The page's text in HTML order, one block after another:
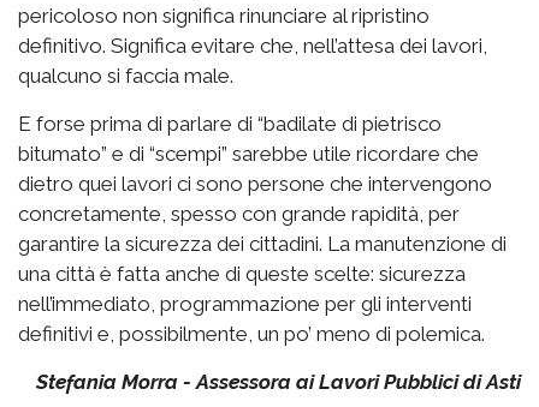
pericoloso non significa rinunciare al ripristino
definitivo. Significa evitare che, nell’attesa dei lavori,
qualcuno si faccia male.
E forse prima di parlare di “badilate di pietrisco
bitumato” e di “scempi” sarebbe utile ricordare che
dietro quei lavori ci sono persone che intervengono
concretamente, spesso con grande rapidità, per
garantire la sicurezza dei cittadini. La manutenzione di
una città è fatta anche di queste scelte: sicurezza
nell’immediato, programmazione per gli interventi
definitivi e, possibilmente, un po’ meno di polemica.
Stefania Morra - Assessora ai Lavori Pubblici di Asti